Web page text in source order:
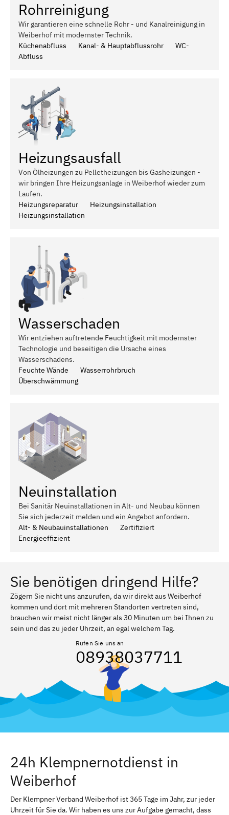
Rohrreinigung
Wir garantieren eine schnelle Rohr - und Kanalreinigung in
Weiberhof mit modernster Technik.
Küchenabfluss
Kanal- & Hauptabflussrohr
WC-
Abfluss
Heizungsausfall
Von Ölheizungen zu Pelletheizungen bis Gasheizungen -
wir bringen Ihre Heizungsanlage in Weiberhof wieder zum
Laufen.
Heizungsreparatur
Heizungsinstallation
Heizungsinstallation
Wasserschaden
Wir entziehen auftretende Feuchtigkeit mit modernster
Technologie und beseitigen die Ursache eines
Wasserschadens.
Feuchte Wände
Wasserrohrbruch
Überschwämmung
Neuinstallation
Bei Sanitär Neuinstallationen in Alt- und Neubau können
Sie sich jederzeit melden und ein Angebot anfordern.
Alt- & Neubauinstallationen
Zertifiziert
Energieeffizient
Sie benötigen dringend Hilfe?
Zögern Sie nicht uns anzurufen, da wir direkt aus Weiberhof
kommen und dort mit mehreren Standorten vertreten sind,
brauchen wir meist nicht länger als 30 Minuten um bei Ihnen zu
sein und das zu jeder Uhrzeit, an egal welchem Tag.
Rufen Sie uns an
08938037711
24h Klempnernotdienst in
Weiberhof
Der Klempner Verband Weiberhof ist 365 Tage im Jahr, zur jeder
Uhrzeit für Sie da. Wir haben es uns zur Aufgabe gemacht, dass